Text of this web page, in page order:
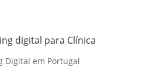
digital para Clínica
Digital em Portugal